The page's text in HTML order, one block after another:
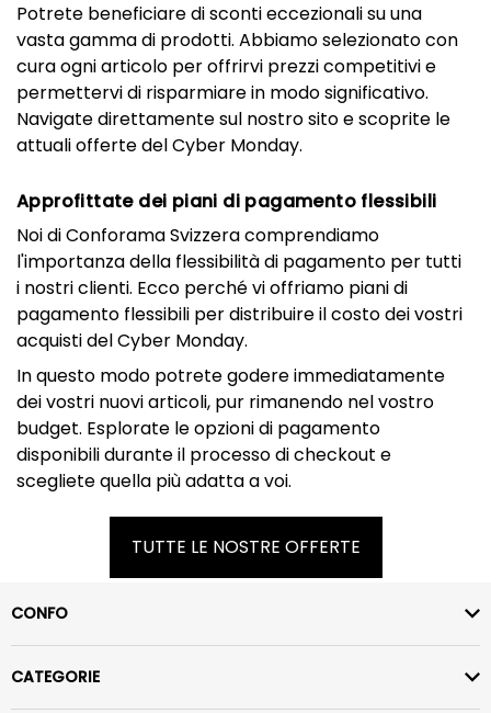
Potrete beneficiare di sconti eccezionali su una
vasta gamma di prodotti. Abbiamo selezionato con
cura ogni articolo per offrirvi prezzi competitivi e
permettervi di risparmiare in modo significativo.
Navigate direttamente sul nostro sito e scoprite le
attuali offerte del Cyber Monday.
Approfittate dei piani di pagamento flessibili
Noi di Conforama Svizzera comprendiamo
l'importanza della flessibilità di pagamento per tutti
i nostri clienti. Ecco perché vi offriamo piani di
pagamento flessibili per distribuire il costo dei vostri
acquisti del Cyber Monday.
In questo modo potrete godere immediatamente
dei vostri nuovi articoli, pur rimanendo nel vostro
budget. Esplorate le opzioni di pagamento
disponibili durante il processo di checkout e
scegliete quella più adatta a voi.
TUTTE LE NOSTRE OFFERTE
CONFO
CATEGORIE